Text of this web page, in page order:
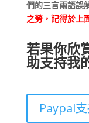
們的三言兩語誤
之勞，記得於上
若果你欣
助支持我
Paypal